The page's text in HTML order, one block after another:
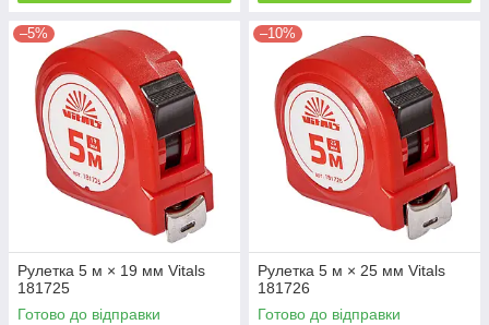
–5%
Рулетка 5 м × 19 мм Vitals
181725
Готово до відправки
–10%
Рулетка 5 м × 25 мм Vitals
181726
Готово до відправки